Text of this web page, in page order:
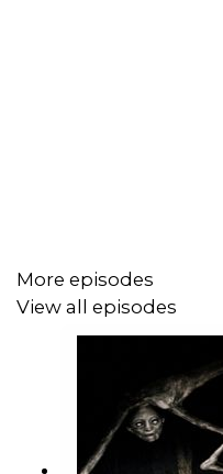
More episodes
View all episodes